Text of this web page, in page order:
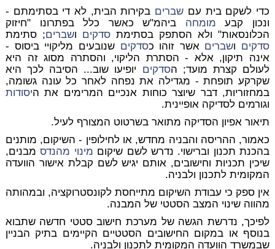
כדי לשקם בית עם שברים בקירות הבית, לא די בסתימתם -
ונכון קבע מומחה ביהמ"ש כאשר כלל בפתרונו "חיזוק
הכלונסאות" ולא הסתפק בסתימתסדקים ושברים; סתימת
סדקים ושברים אשר זוהו כסדקים שנובעים מליקויי ביסוס -
אינה תיקון, אלא - הסתרת הליקוי, והסתרה מסוג זה היא
לעולם קצרת מועד; הסדקים יופיעו שוב... הסיבה לכך היא
שקרקע תופחת - מגדילה את נפחה לאחר כל עונה גשומה,
במחזוריות, דבר שיוצר כוחות אנכיים המרימים את היסודות
וגורמים לסדיקה אופיינית.
תיאור אפיון הסדיקה מתואר בשרטוט המצורף לעיל.
כאמור, ההריסה והבניה מחדש, או לחילופין - השיקום, מותנים
בהכנת תכנון וברישוי. נדרש לשם שיקום מינוי מהנדסמבנים,
שיכין תכניות וחישובים, אותם יגיש לשם קבלת אישור הוועדה
המקומית לתכנון ולבניה.
אין ספק כי עבודת השיקום מתייחסת לקונסטרוקציה, ובמהותה
מהווה שינוי המצב הסטטי של המבנה.
לפיכך, נדרשת הגשה של מערכת חישוב סטטי חדשה שתבוא
בנוסף או במקום החישובים הסטטיים הקיימים בתיק הבניין
שבמשרד הוועדה המקומית לתכנון ולבניה.